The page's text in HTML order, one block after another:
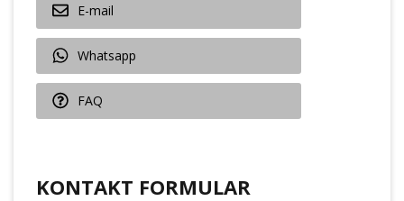
E-mail
Whatsapp
FAQ
KONTAKT FORMULAR